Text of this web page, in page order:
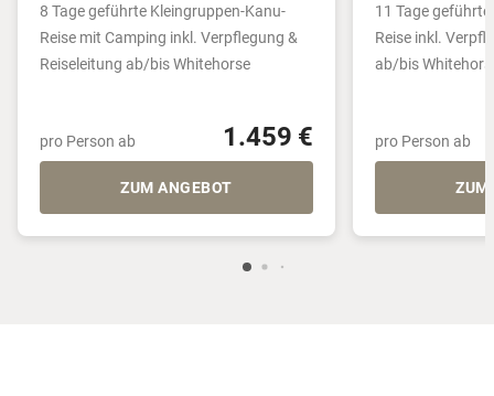
8 Tage geführte Kleingruppen-Kanu-
Reise mit Camping inkl. Verpflegung &
Reiseleitung ab/bis Whitehorse
pro Person ab 1.459 €
ZUM ANGEBOT
11 Tage
Reise inkl.
ab/bis
pro Person ab
ZUM